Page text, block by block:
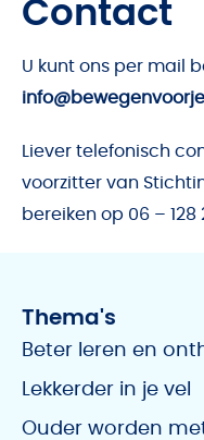
Contact
U kunt ons per mail
Liever telefonisch
voorzitter van
bereiken op 06 – 128
Thema's
Beter leren en
Lekkerder in je vel
Ouder worden